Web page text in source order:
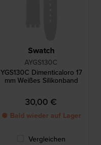
Swatch
AYGS130C
YGS130C Dimenticaloro 17
mm Weißes Silikonband
30,00 €
● Bald wieder auf Lager
Vergleichen